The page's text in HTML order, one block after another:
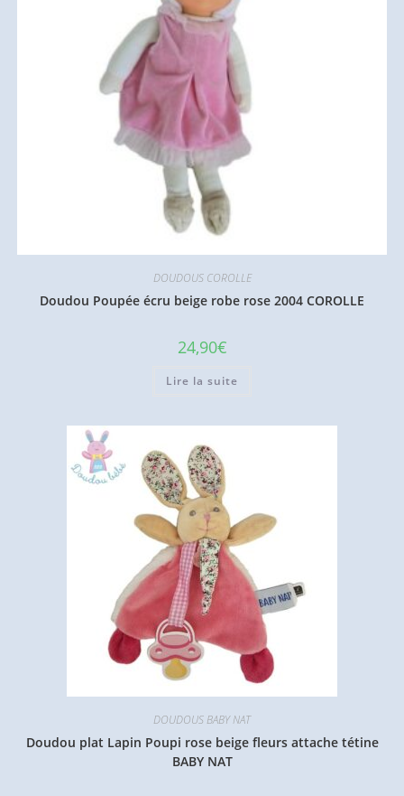
DOUDOUS COROLLE
Doudou Poupée écru beige robe rose 2004 COROLLE
24,90€
Lire la suite
DOUDOUS BABY NAT
Doudou plat Lapin Poupi rose beige fleurs attache tétine
BABY NAT